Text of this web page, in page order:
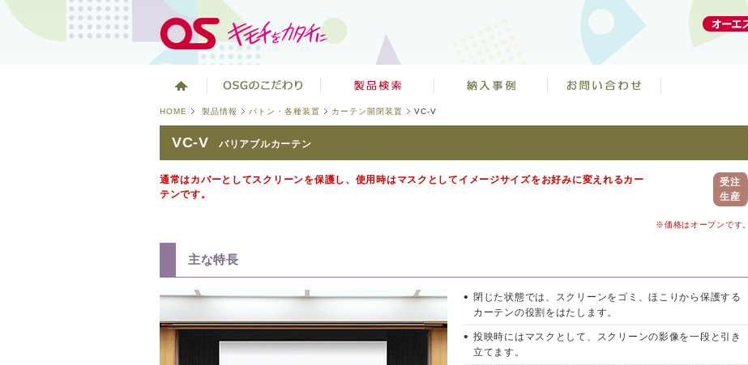
HOME 製品情報 バトン・各種装置 カーテン開閉装置 VC-V
VC-V バリアブルカーテン
通常はカバーとしてスクリーンを保護し、使用時はマスクとしてイメージサイズをお好みに変えれるカー
テンです。
受注
生産
※価格はオープンです。
主な特長
閉じた状態では、スクリーンをゴミ、ほこりから保護する
カーテンの役割をはたします。
投映時にはマスクとして、スクリーンの影像を一段と引き
立てます。